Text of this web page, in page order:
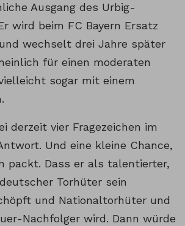
Ausgang des Urbig-
wird beim FC Bayern Ersatz
wechselt drei Jahre später
für einen moderaten
sogar mit einem
derzeit vier Fragezeichen im
Und eine kleine Chance,
packt. Dass er als talentierter,
Torhüter sein
und Nationaltorhüter und
Nachfolger wird. Dann würde